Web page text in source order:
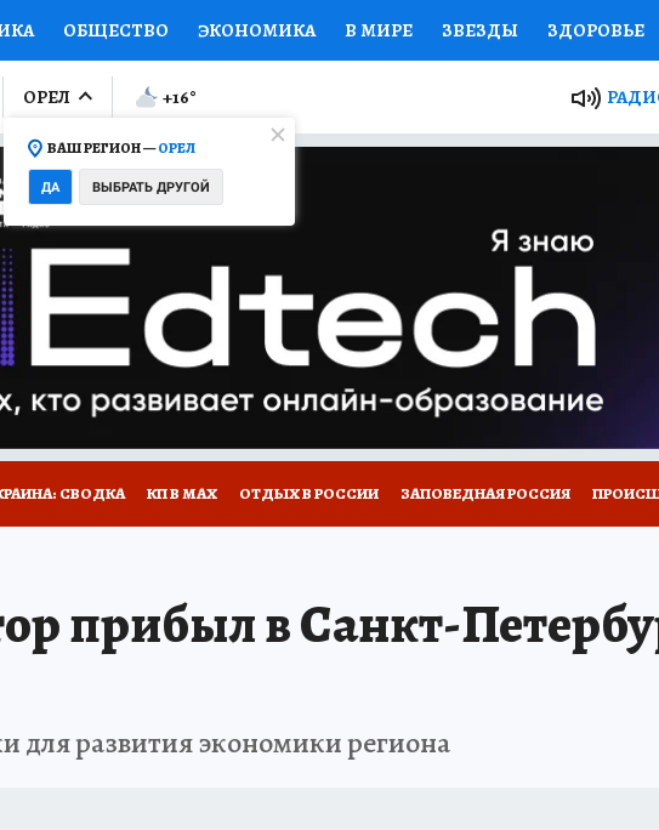
ОБЩЕСТВО ЭКОНОМИКА В МИРЕ ЗВЕЗДЫ ЗДОРОВЬЕ
ПРОИСШЕСТВИЯ НАЦИОНАЛЬНЫЕ ПРОЕКТЫ РОССИИ
ОТКРЫВАЕМ МИР СЕМЬЯ ЖЕНСКИЕ СЕКРЕТЫ
СЕРИАЛЫ
КОЛЛЕКЦИИ КОНКУРСЫ ГИД ПОТРЕБИТЕЛЯ
ОРЕЛ
ВАШ РЕГИОН —ОРЕЛ
ДА ВЫБРАТЬ ДРУГОЙ
+16°
СВОДКА КП В МАХ ОТДЫХ В РОССИИ ЗАПОВЕДНАЯ РОССИЯ
прибыл в Санкт-
для развития экономики региона